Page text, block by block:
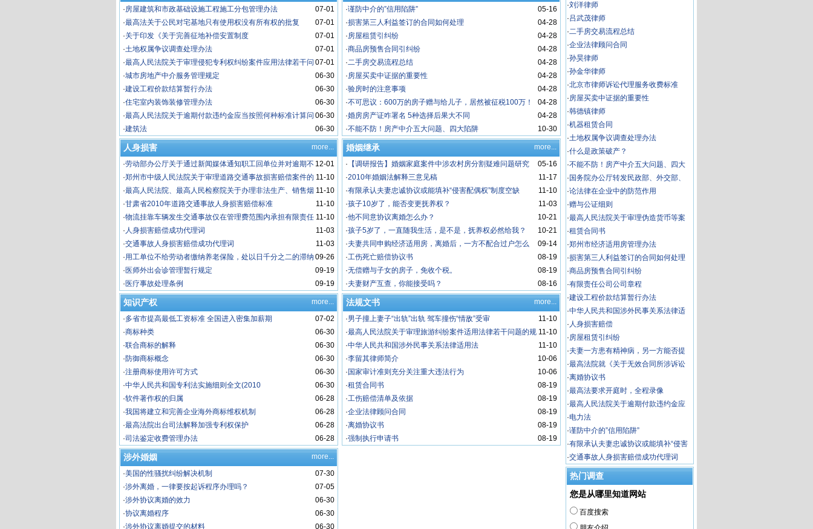
07-01
·房屋建筑和市政基础设施工程施工分包管理办法
07-01
·最高法关于公民对宅基地只有使用权没有所有权的批复
07-01
·关于印发《关于完善征地补偿安置制度
07-01
·土地权属争议调查处理办法
07-01
·最高人民法院关于审理侵犯专利权纠纷案件应用法律若干问
题的解释
06-30
·城市房地产中介服务管理规定
06-30
·建设工程价款结算暂行办法
06-30
·住宅室内装饰装修管理办法
06-30
·最高人民法院关于逾期付款违约金应当按照何种标准计算问
题的批复
06-30
·建筑法
05-16
·谨防中介的”信用陷阱”
04-28
·损害第三人利益签订的合同如何处理
04-28
·房屋租赁引纠纷
04-28
·商品房预售合同引纠纷
04-28
·二手房交易流程总结
04-28
·房屋买卖中证据的重要性
04-28
·验房时的注意事项
04-28
·不可思议：600万的房子赠与给儿子，居然被征税100万！
将房产“赠与”给子女还不如“卖”给子女？
04-28
·婚房房产证咋署名 5种选择后果大不同
10-30
·不能不防！房产中介五大问题、四大陷阱
more...
人身损害
12-01
·劳动部办公厅关于通过新闻媒体通知职工回单位并对逾期不
归者按自动离职或旷工处理问题的复
11-10
·郑州市中级人民法院关于审理道路交通事故损害赔偿案件的
指导意见
11-10
·最高人民法院、最高人民检察院关于办理非法生产、销售烟
草专卖品等刑事案件具体应用法律若干问题的解释
11-10
·甘肃省2010年道路交通事故人身损害赔偿标准
11-10
·物流挂靠车辆发生交通事故仅在管理费范围内承担有限责任
11-03
· 人身损害赔偿成功代理词
11-03
·交通事故人身损害赔偿成功代理词
09-26
·用工单位不给劳动者缴纳养老保险，处以日千分之二的滞纳
金
09-19
· 医师外出会诊管理暂行规定
09-19
· 医疗事故处理条例
more...
婚姻继承
05-16
· 【调研报告】婚姻家庭案件中涉农村房分割疑难问题研究
11-17
·2010年婚姻法解释三意见稿
11-10
·有限承认夫妻忠诚协议或能填补“侵害配偶权”制度空缺
11-03
·孩子10岁了，能否变更抚养权？
10-21
·他不同意协议离婚怎么办？
10-21
·孩子5岁了，一直随我生活，是不是，抚养权必然给我？
09-14
·夫妻共同申购经济适用房，离婚后，一方不配合过户怎么
办？
08-19
·工伤死亡赔偿协议书
08-19
·无偿赠与子女的房子，免收个税。
08-16
·夫妻财产互查，你能接受吗？
more...
知识产权
07-02
·多省市提高最低工资标准 全国进入密集加薪期
06-30
·商标种类
06-30
·联合商标的解释
06-30
·防御商标概念
06-30
·注册商标使用许可方式
06-30
·中华人民共和国专利法实施细则全文(2010
06-28
·软件著作权的归属
06-28
·我国将建立和完善企业海外商标维权机制
06-28
·最高法院出台司法解释加强专利权保护
06-28
·司法鉴定收费管理办法
more...
法规文书
11-10
·男子撞上妻子“出轨”出轨 驾车撞伤“情敌”受审
11-10
·最高人民法院关于审理旅游纠纷案件适用法律若干问题的规
定
11-10
·中华人民共和国涉外民事关系法律适用法
10-06
·李留其律师简介
10-06
· 国家审计准则充分关注重大违法行为
08-19
·租赁合同书
08-19
·工伤赔偿清单及依据
08-19
·企业法律顾问合同
08-19
·离婚协议书
08-19
·强制执行申请书
more...
涉外婚姻
07-30
·美国的性骚扰纠纷解决机制
07-05
·涉外离婚，一律要按起诉程序办理吗？
06-30
·涉外协议离婚的效力
06-30
·协议离婚程序
06-30
·涉外协议离婚提交的材料
入转入个人账户的法律风险！
·刘洋律师
·吕武茂律师
·二手房交易流程总结
·企业法律顾问合同
·孙昊律师
·孙金华律师
·北京市律师诉讼代理服务收费标准
·房屋买卖中证据的重要性
·韩德镇律师
·机器租赁合同
·土地权属争议调查处理办法
·什么是政策破产？
·不能不防！房产中介五大问题、四大
陷阱
· 国务院办公厅转发民政部、外交部、
公安部、国家安全部关于涉外婚姻几个
问题的请示的通知
·论法律在企业中的防范作用
·赠与公证细则
·最高人民法院关于审理伪造货币等案
件具体应用法律若干问题的解释（二）
·租赁合同书
·郑州市经济适用房管理办法
·损害第三人利益签订的合同如何处理
·商品房预售合同引纠纷
·有限责任公司公司章程
·建设工程价款结算暂行办法
·中华人民共和国涉外民事关系法律适
用法
· 人身损害赔偿
·房屋租赁引纠纷
·夫妻一方患有精神病，另一方能否提
出离婚？
·最高法院就《关于无效合同所涉诉讼
时效问题的规定》（征求意见稿）
·离婚协议书
·最高法要求开庭时，全程录像
·最高人民法院关于逾期付款违约金应
当按照何种标准计算问题的批复
·电力法
·谨防中介的”信用陷阱”
·有限承认夫妻忠诚协议或能填补“侵害
配偶权”制度空缺
·交通事故人身损害赔偿成功代理词
热门调查
您是从哪里知道网站
百度搜索